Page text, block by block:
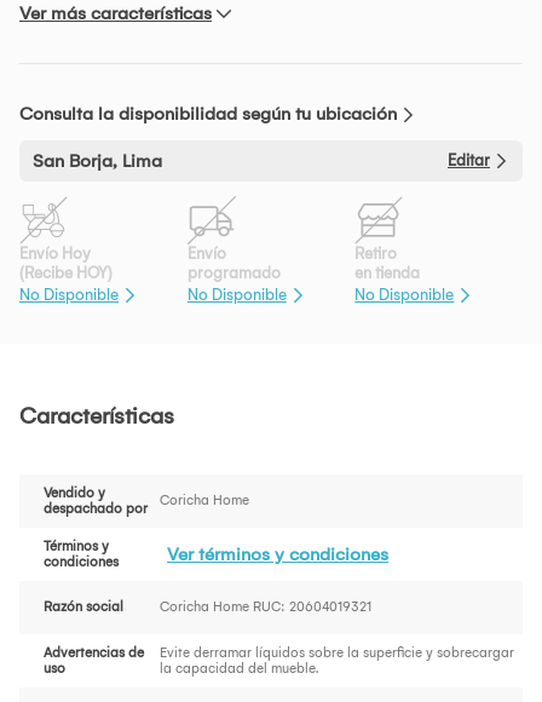
Ver más características
Consulta la disponibilidad según tu ubicación
San Borja, Lima Editar
Envío Hoy
(Recibe HOY)
No Disponible
Envío
programado
No Disponible
Retiro
en tienda
No Disponible
Características
Vendido y
despachado por
Coricha Home
Términos y
condiciones
Ver términos y condiciones
Razón social Coricha Home RUC: 20604019321
Advertencias de
uso
Evite derramar líquidos sobre la superficie y sobrecargar
la capacidad del mueble.